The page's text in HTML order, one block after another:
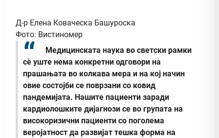
Д-р Елена Коваческа Башуроска
Фото: Вистиномер
Медицинската наука во светски рамки
сè уште нема конкретни одговори на
прашањата во колкава мера и на кој начин
овие состојби се поврзани со ковид
пандемијата. Нашите пациенти заради
кардиолошките дијагнози се во групата на
високоризични пациенти со поголема
веројатност да развијат тешка форма на